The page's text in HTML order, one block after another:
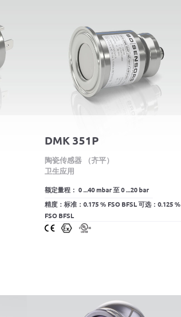
DMK 351P
陶瓷传感器 （齐平）
卫生应用
额定量程： 0 ...40 mbar 至 0 ...20 bar
精度：标准：0.175 % FSO BFSL 可选：0.125 %
FSO BFSL